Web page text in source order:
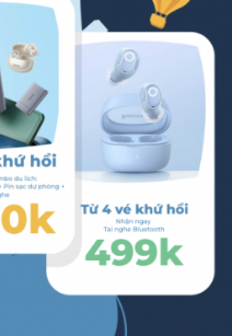
núi, từ xa nhìn
đồng bằng
nên thơ và